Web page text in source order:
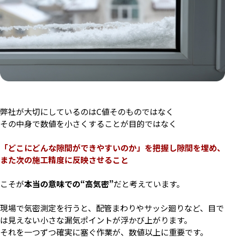
弊社が大切にしているのはC値そのものではなく
その中身で数値を小さくすることが目的ではなく
「どこにどんな隙間ができやすいのか」を把握し隙間を埋め、
また次の施工精度に反映させること
こそが本当の意味での“高気密”だと考えています。
現場で気密測定を行うと、配管まわりやサッシ廻りなど、 目で
は見えない小さな漏気ポイントが浮かび上がります。
それを一つずつ確実に塞ぐ作業が、数値以上に重要です。